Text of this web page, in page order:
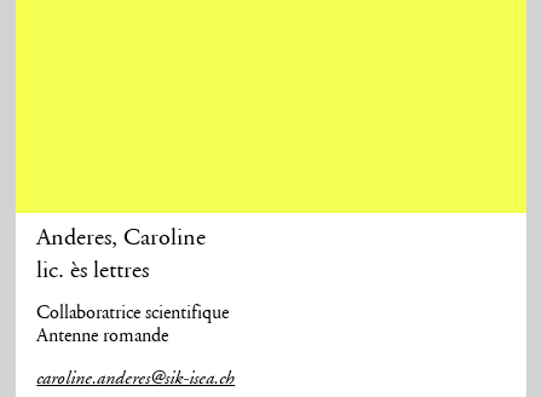
Anderes,Caroline
lic. ès lettres
Collaboratrice scientifique
Antenne romande
caroline.anderes@sik-isea.ch